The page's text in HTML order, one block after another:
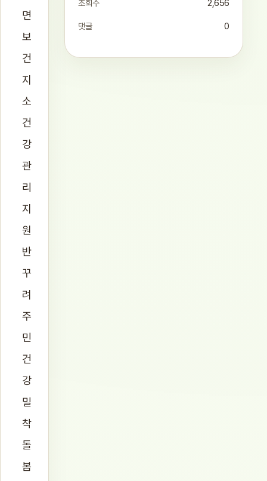
면
보
건
지
소
건
강
관
리
지
원
반
꾸
려
주
민
건
강
밀
착
돌
봄
조회수 2,656
댓글 0